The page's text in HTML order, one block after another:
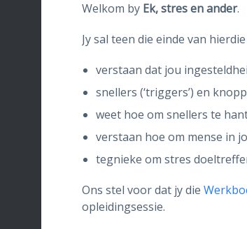
Welkom by Ek, stres en ander.
Jy sal teen die einde van
verstaan dat jou
snellers (‘triggers’) en
weet hoe om snellers te
verstaan hoe om mense in
tegnieke om stres
Ons stel voor dat jy die
opleidingsessie.